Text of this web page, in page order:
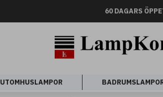
60 DAGARS
UTOMHUSLAMPOR